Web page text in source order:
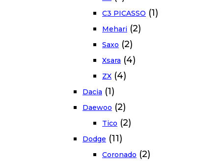
C3 PICASSO (1)
Mehari (2)
Saxo (2)
Xsara (4)
ZX (4)
Dacia (1)
Daewoo (2)
Tico (2)
Dodge (11)
Coronado (2)